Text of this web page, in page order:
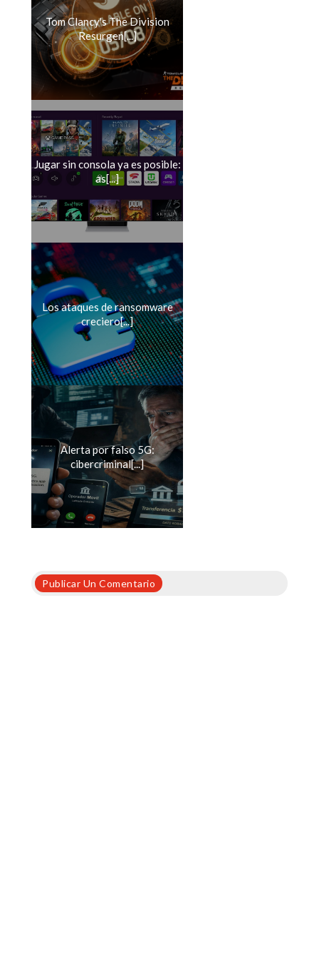
Tom Clancy's The Division
Resurgen[...]
Jugar sin consola ya es posible:
as[...]
Los ataques de ransomware
creciero[...]
Alerta por falso 5G:
cibercriminal[...]
Publicar Un Comentario